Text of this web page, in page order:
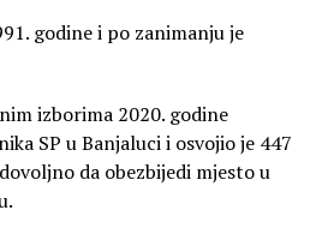
godine i po zanimanju je
izborima 2020. godine
SP u Banjaluci i osvojio je 447
da obezbijedi mjesto u